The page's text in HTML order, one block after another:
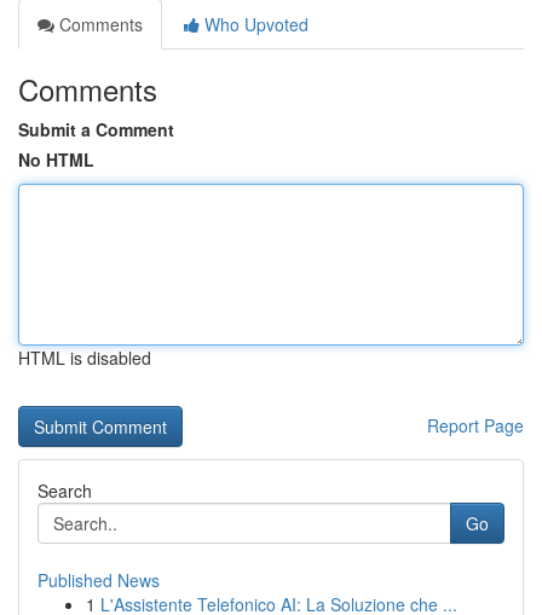
Comments
Who Upvoted
Comments
Submit a Comment
No HTML
HTML is disabled
Report Page
Search
Go
Published News
1 L'Assistente Telefonico AI: La Soluzione che ...